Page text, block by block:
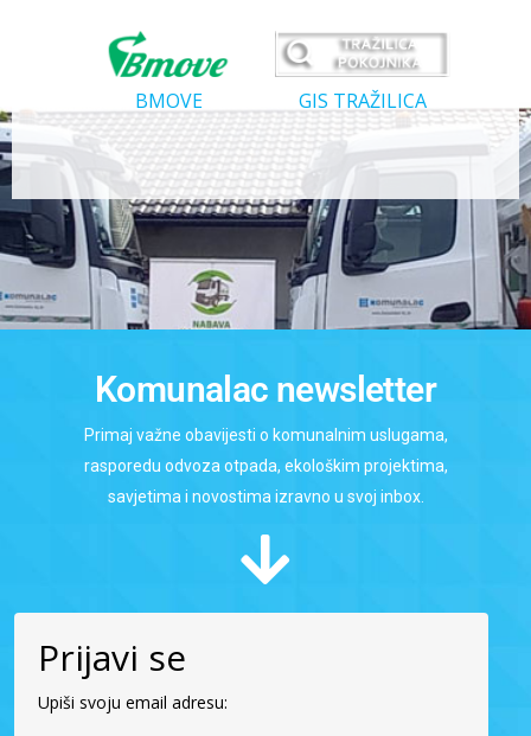
BMOVE GIS TRAŽILICA
Komunalac newsletter
Primaj važne obavijesti o komunalnim uslugama,
rasporedu odvoza otpada, ekološkim projektima,
savjetima i novostima izravno u svoj inbox.
Prijavi se
Upiši svoju email adresu: